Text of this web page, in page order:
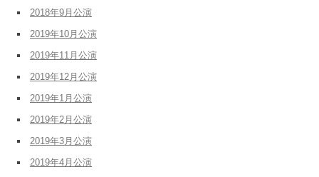
2018年9月公演
2019年10月公演
2019年11月公演
2019年12月公演
2019年1月公演
2019年2月公演
2019年3月公演
2019年4月公演